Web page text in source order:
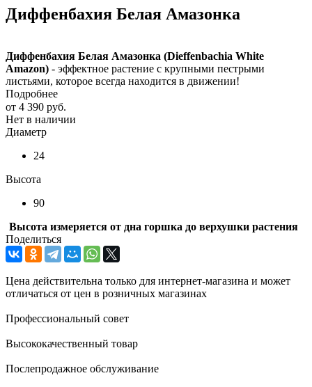
Диффенбахия Белая Амазонка
Диффенбахия Белая Амазонка (Dieffenbachia White
Amazon) - эффектное растение с крупными пестрыми
листьями, которое всегда находится в движении!
Подробнее
от 4 390 руб.
Нет в наличии
Диаметр
24
Высота
90
Высота измеряется от дна горшка до верхушки растения
Поделиться
Цена действительна только для интернет-магазина и может
отличаться от цен в розничных магазинах
Профессиональный совет
Высококачественный товар
Послепродажное обслуживание